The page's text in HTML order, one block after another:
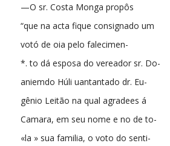
—O sr. Costa Monga propôs
“que na acta fique consignado um
votó de oia pelo falecimen-
*. to dá esposa do vereador sr. Do-
aniemdo Húli uantantado dr. Eu-
gênio Leitão na qual agradees á
Camara, em seu nome e no de to-
«la » sua familia, o voto do senti-